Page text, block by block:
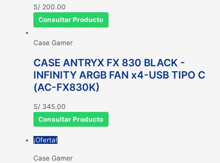
S/ 200.00
Consultar Producto
Case Gamer
CASE ANTRYX FX 830 BLACK -
INFINITY ARGB FAN x4-USB TIPO C
(AC-FX830K)
S/ 345.00
Consultar Producto
¡Oferta!
Case Gamer